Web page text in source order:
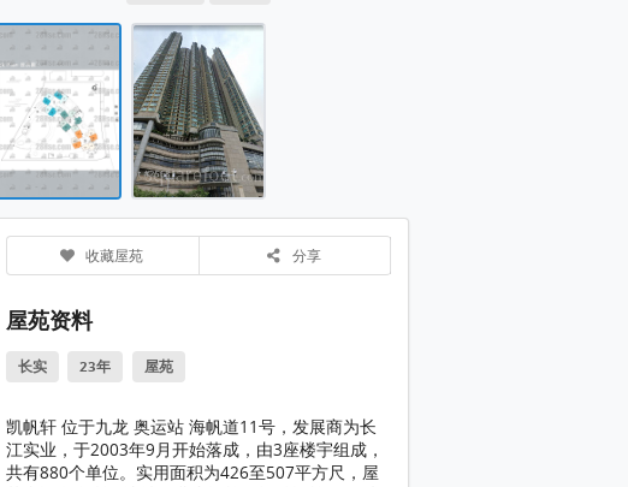
凯帆轩 大厦
物业布局图 平面图
收藏屋苑 分享
屋苑资料
长实 23年 屋苑
凯帆轩 位于九龙 奥运站 海帆道11号，发展商为长
江实业，于2003年9月开始落成，由3座楼宇组成，
共有880个单位。实用面积为426至507平方尺，屋